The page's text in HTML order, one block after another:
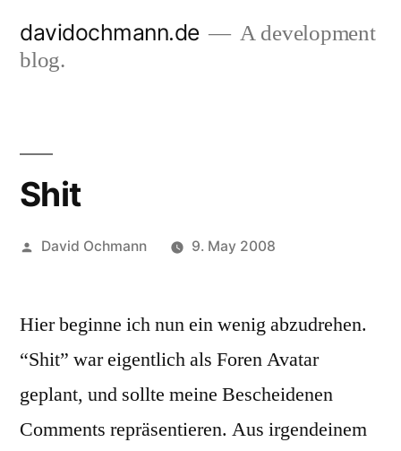
davidochmann.de
A development
blog.
Shit
Posted
David Ochmann 9. May 2008
Hier beginne ich nun ein wenig abzudrehen.
“Shit” war eigentlich als Foren Avatar
geplant, und sollte meine Bescheidenen
Comments repräsentieren. Aus irgendeinem